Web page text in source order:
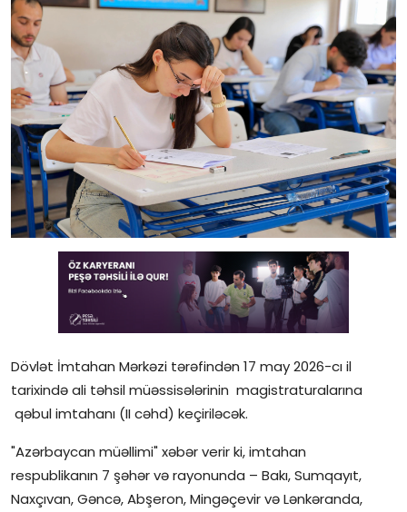
Bütün xəbərlər
Gündəlik
Rəsmi
Təhsil
Müsahibə
Elm və innovasiya
Reportaj
Pedaqogika
Regionlar
Qəzetin PDF arxivi
İctimai şura
Dövlət İmtahan Mərkəzi tərəfindən 17 may 2026-cı il
tarixində ali təhsil müəssisələrinin magistraturalarına
qəbul imtahanı (II cəhd) keçiriləcək.
"Azərbaycan müəllimi" xəbər verir ki, imtahan
respublikanın 7 şəhər və rayonunda – Bakı, Sumqayıt,
Naxçıvan, Gəncə, Abşeron, Mingəçevir və Lənkəranda,